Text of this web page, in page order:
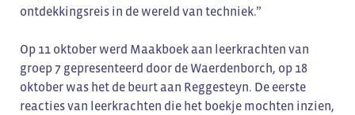
ontdekkingsreis in de wereld van techniek.”
Op 11 oktober werd Maakboek aan leerkrachten van
groep 7 gepresenteerd door de Waerdenborch, op 18
oktober was het de beurt aan Reggesteyn. De eerste
reacties van leerkrachten die het boekje mochten inzien,